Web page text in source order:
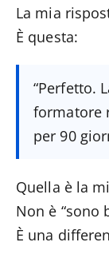
La mia
È questa:
“Perfetto.
formatore
per 90
Quella è la
Non è “sono
È una